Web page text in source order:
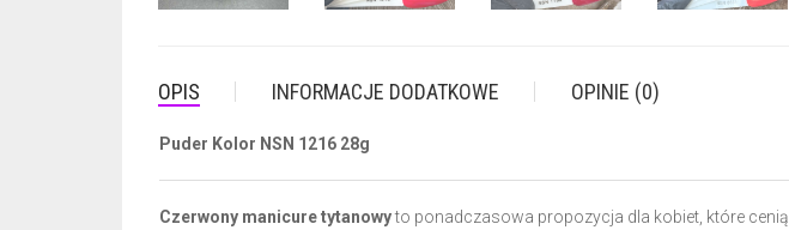
OPIS INFORMACJE DODATKOWE OPINIE (0)
Puder Kolor NSN 1216 28g
Czerwony manicure tytanowyto ponadczasowa propozycja dla kobiet, które cenią